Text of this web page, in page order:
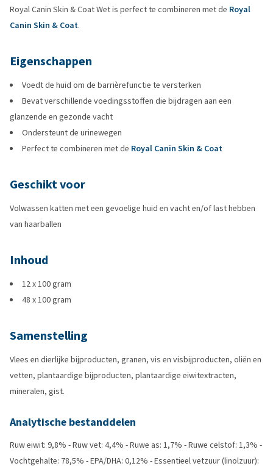
Royal Canin Skin & Coat Wet is perfect te combineren met de Royal
Canin Skin & Coat.
Eigenschappen
Voedt de huid om de barrièrefunctie te versterken
Bevat verschillende voedingsstoffen die bijdragen aan een
glanzende en gezonde vacht
Ondersteunt de urinewegen
Perfect te combineren met de Royal Canin Skin & Coat
Geschikt voor
Volwassen katten met een gevoelige huid en vacht en/of last hebben
van haarballen
Inhoud
12 x 100 gram
48 x 100 gram
Samenstelling
Vlees en dierlijke bijproducten, granen, vis en visbijproducten, oliën en
vetten, plantaardige bijproducten, plantaardige eiwitextracten,
mineralen, gist.
Analytische bestanddelen
Ruw eiwit: 9,8% - Ruw vet: 4,4% - Ruwe as: 1,7% - Ruwe celstof: 1,3% -
Vochtgehalte: 78,5% - EPA/DHA: 0,12% - Essentieel vetzuur (linolzuur):